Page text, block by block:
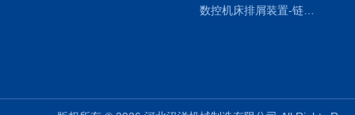
数控机床排屑装置-链板式排屑机